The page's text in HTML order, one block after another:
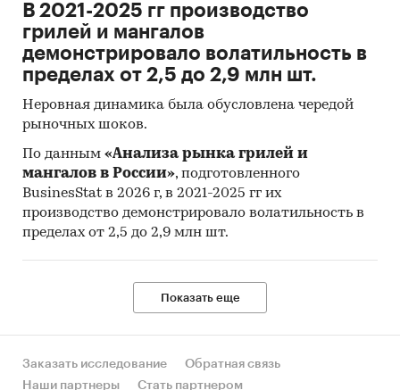
В 2021-2025 гг производство
грилей и мангалов
демонстрировало волатильность в
пределах от 2,5 до 2,9 млн шт.
Неровная динамика была обусловлена чередой
рыночных шоков.
По данным «Анализа рынка грилей и
мангалов в России», подготовленного
BusinesStat в 2026 г, в 2021-2025 гг их
производство демонстрировало волатильность в
пределах от 2,5 до 2,9 млн шт.
Показать еще
Заказать исследование
Обратная связь
Наши партнеры
Стать партнером